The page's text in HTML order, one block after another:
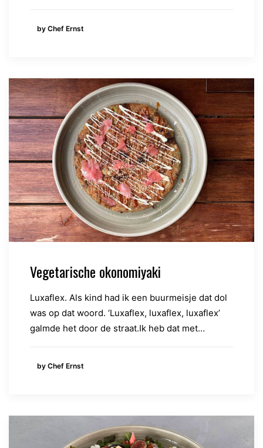
by Chef Ernst
Vegetarische okonomiyaki
Luxaflex. Als kind had ik een buurmeisje dat dol
was op dat woord. ‘Luxaflex, luxaflex, luxaflex’
galmde het door de straat.Ik heb dat met…
by Chef Ernst